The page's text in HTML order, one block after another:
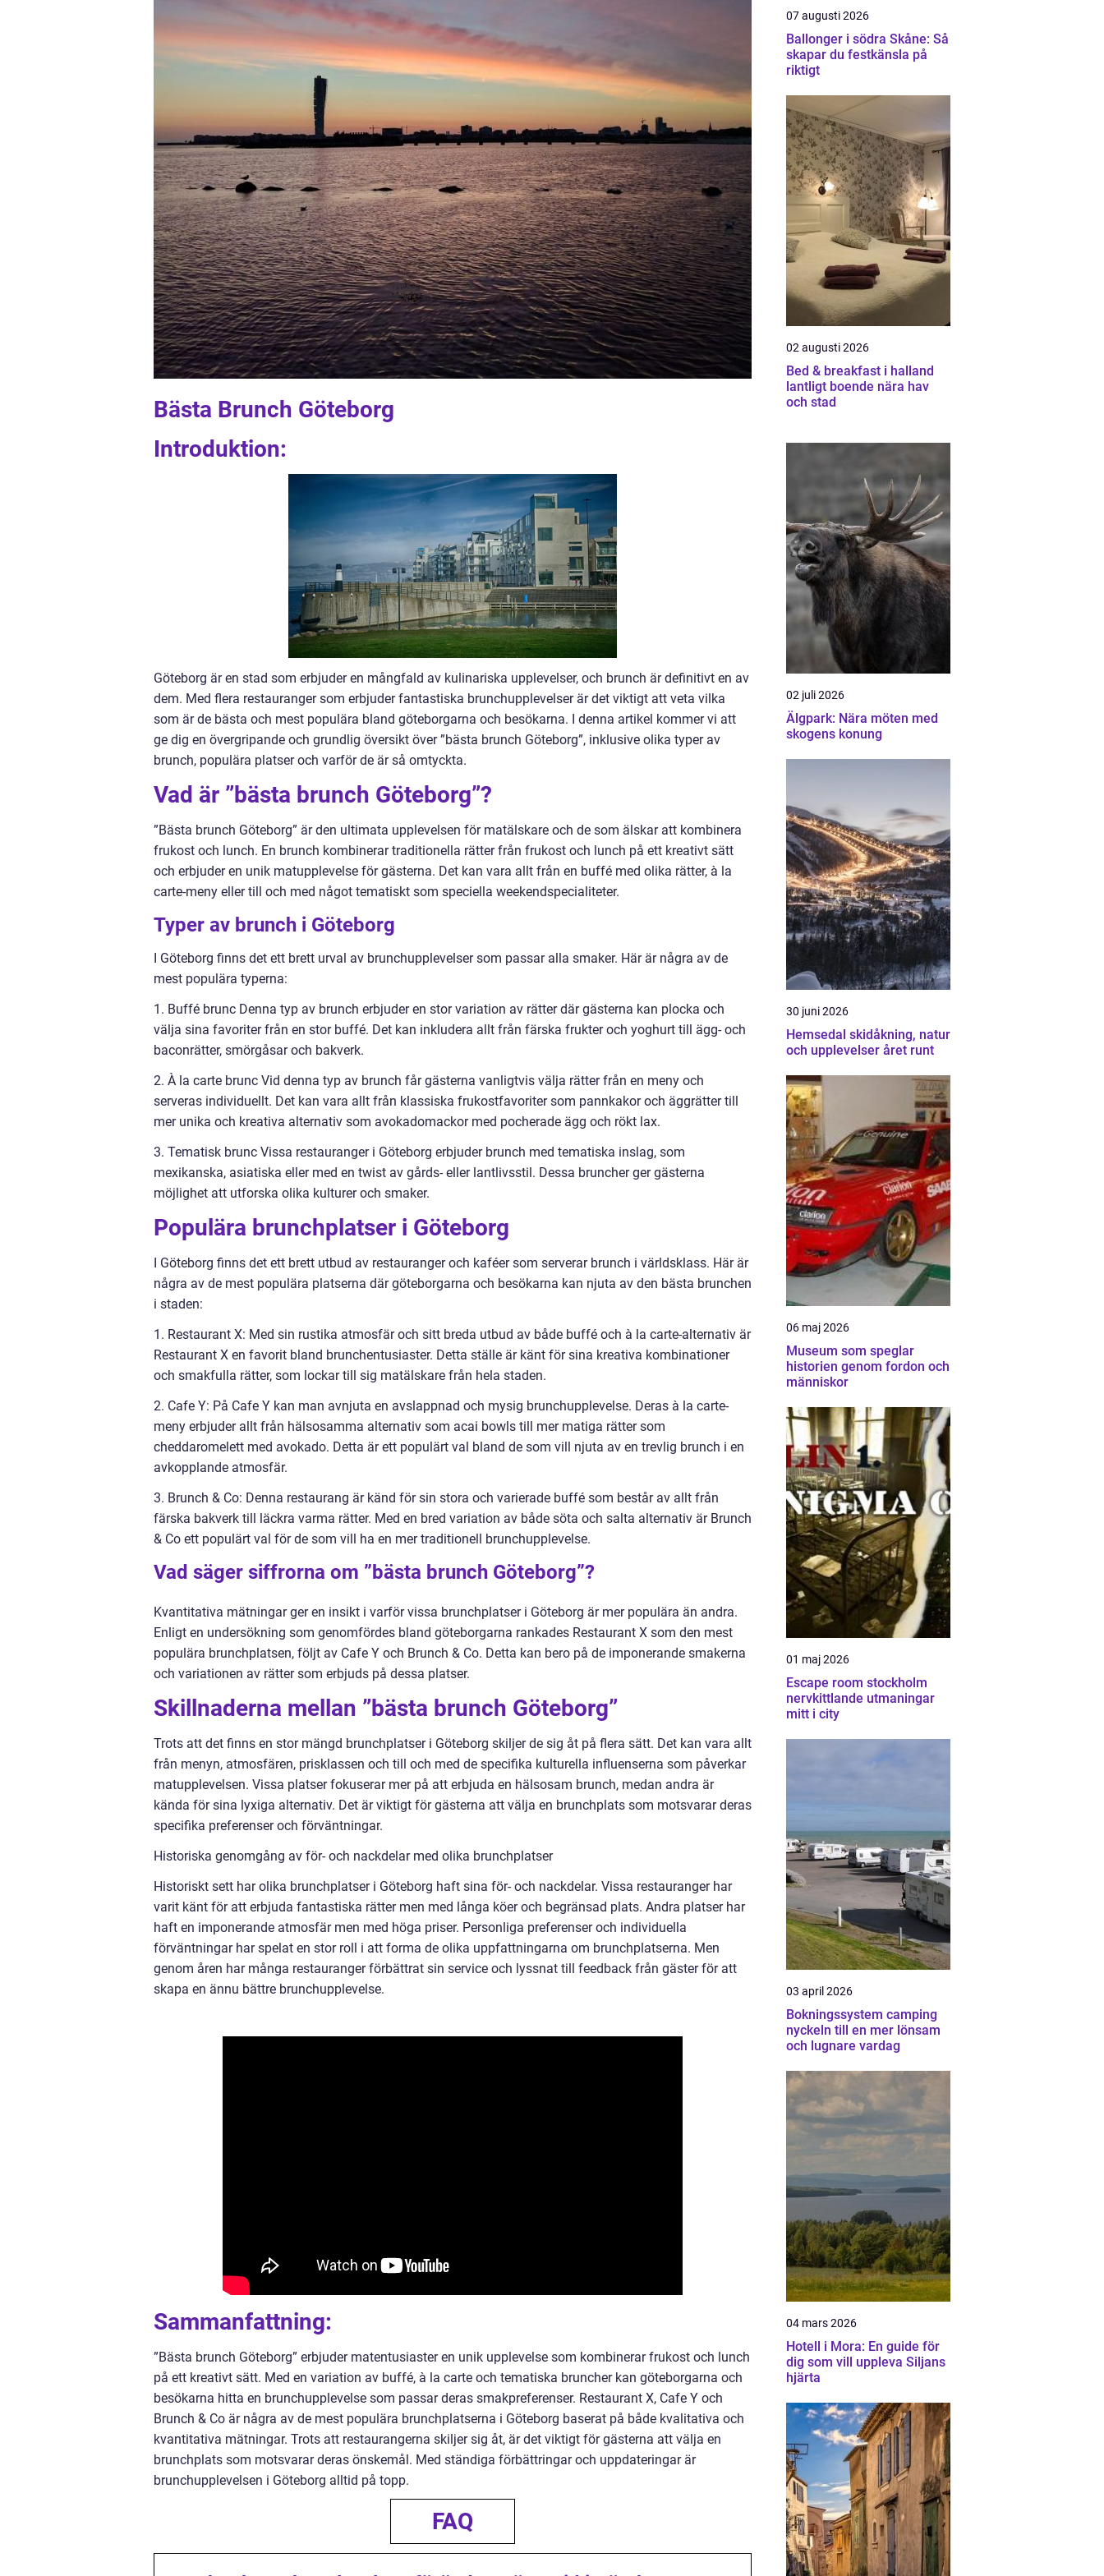
Bästa Brunch Göteborg
Introduktion:
Göteborg är en stad som erbjuder en mångfald av kulinariska upplevelser, och brunch är definitivt en av
dem. Med flera restauranger som erbjuder fantastiska brunchupplevelser är det viktigt att veta vilka
som är de bästa och mest populära bland göteborgarna och besökarna. I denna artikel kommer vi att
ge dig en övergripande och grundlig översikt över ”bästa brunch Göteborg”, inklusive olika typer av
brunch, populära platser och varför de är så omtyckta.
Vad är ”bästa brunch Göteborg”?
”Bästa brunch Göteborg” är den ultimata upplevelsen för matälskare och de som älskar att kombinera
frukost och lunch. En brunch kombinerar traditionella rätter från frukost och lunch på ett kreativt sätt
och erbjuder en unik matupplevelse för gästerna. Det kan vara allt från en buffé med olika rätter, à la
carte-meny eller till och med något tematiskt som speciella weekendspecialiteter.
Typer av brunch i Göteborg
I Göteborg finns det ett brett urval av brunchupplevelser som passar alla smaker. Här är några av de
mest populära typerna:
1. Buffé brunc Denna typ av brunch erbjuder en stor variation av rätter där gästerna kan plocka och
välja sina favoriter från en stor buffé. Det kan inkludera allt från färska frukter och yoghurt till ägg- och
baconrätter, smörgåsar och bakverk.
2. À la carte brunc Vid denna typ av brunch får gästerna vanligtvis välja rätter från en meny och
serveras individuellt. Det kan vara allt från klassiska frukostfavoriter som pannkakor och äggrätter till
mer unika och kreativa alternativ som avokadomackor med pocherade ägg och rökt lax.
3. Tematisk brunc Vissa restauranger i Göteborg erbjuder brunch med tematiska inslag, som
mexikanska, asiatiska eller med en twist av gårds- eller lantlivsstil. Dessa bruncher ger gästerna
möjlighet att utforska olika kulturer och smaker.
Populära brunchplatser i Göteborg
I Göteborg finns det ett brett utbud av restauranger och kaféer som serverar brunch i världsklass. Här är
några av de mest populära platserna där göteborgarna och besökarna kan njuta av den bästa brunchen
i staden:
1. Restaurant X: Med sin rustika atmosfär och sitt breda utbud av både buffé och à la carte-alternativ är
Restaurant X en favorit bland brunchentusiaster. Detta ställe är känt för sina kreativa kombinationer
och smakfulla rätter, som lockar till sig matälskare från hela staden.
2. Cafe Y: På Cafe Y kan man avnjuta en avslappnad och mysig brunchupplevelse. Deras à la carte-
meny erbjuder allt från hälsosamma alternativ som acai bowls till mer matiga rätter som
cheddaromelett med avokado. Detta är ett populärt val bland de som vill njuta av en trevlig brunch i en
avkopplande atmosfär.
3. Brunch & Co: Denna restaurang är känd för sin stora och varierade buffé som består av allt från
färska bakverk till läckra varma rätter. Med en bred variation av både söta och salta alternativ är Brunch
& Co ett populärt val för de som vill ha en mer traditionell brunchupplevelse.
Vad säger siffrorna om ”bästa brunch Göteborg”?
Kvantitativa mätningar ger en insikt i varför vissa brunchplatser i Göteborg är mer populära än andra.
Enligt en undersökning som genomfördes bland göteborgarna rankades Restaurant X som den mest
populära brunchplatsen, följt av Cafe Y och Brunch & Co. Detta kan bero på de imponerande smakerna
och variationen av rätter som erbjuds på dessa platser.
Skillnaderna mellan ”bästa brunch Göteborg”
Trots att det finns en stor mängd brunchplatser i Göteborg skiljer de sig åt på flera sätt. Det kan vara allt
från menyn, atmosfären, prisklassen och till och med de specifika kulturella influenserna som påverkar
matupplevelsen. Vissa platser fokuserar mer på att erbjuda en hälsosam brunch, medan andra är
kända för sina lyxiga alternativ. Det är viktigt för gästerna att välja en brunchplats som motsvarar deras
specifika preferenser och förväntningar.
Historiska genomgång av för- och nackdelar med olika brunchplatser
Historiskt sett har olika brunchplatser i Göteborg haft sina för- och nackdelar. Vissa restauranger har
varit känt för att erbjuda fantastiska rätter men med långa köer och begränsad plats. Andra platser har
haft en imponerande atmosfär men med höga priser. Personliga preferenser och individuella
förväntningar har spelat en stor roll i att forma de olika uppfattningarna om brunchplatserna. Men
genom åren har många restauranger förbättrat sin service och lyssnat till feedback från gäster för att
skapa en ännu bättre brunchupplevelse.
Sammanfattning:
”Bästa brunch Göteborg” erbjuder matentusiaster en unik upplevelse som kombinerar frukost och lunch
på ett kreativt sätt. Med en variation av buffé, à la carte och tematiska bruncher kan göteborgarna och
besökarna hitta en brunchupplevelse som passar deras smakpreferenser. Restaurant X, Cafe Y och
Brunch & Co är några av de mest populära brunchplatserna i Göteborg baserat på både kvalitativa och
kvantitativa mätningar. Trots att restaurangerna skiljer sig åt, är det viktigt för gästerna att välja en
brunchplats som motsvarar deras önskemål. Med ständiga förbättringar och uppdateringar är
brunchupplevelsen i Göteborg alltid på topp.
FAQ
07 augusti 2026
Ballonger i södra Skåne: Så
skapar du festkänsla på
riktigt
02 augusti 2026
Bed & breakfast i halland
lantligt boende nära hav
och stad
02 juli 2026
Älgpark: Nära möten med
skogens konung
30 juni 2026
Hemsedal skidåkning, natur
och upplevelser året runt
06 maj 2026
Museum som speglar
historien genom fordon och
människor
01 maj 2026
Escape room stockholm
nervkittlande utmaningar
mitt i city
03 april 2026
Bokningssystem camping
nyckeln till en mer lönsam
och lugnare vardag
04 mars 2026
Hotell i Mora: En guide för
dig som vill uppleva Siljans
hjärta